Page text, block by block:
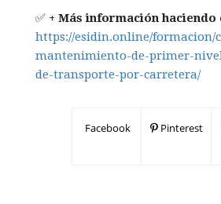
✅ + Más información haciendo
https://esidin.online/formacion/
mantenimiento-de-primer-
de-transporte-por-carretera/
Facebook Pinterest